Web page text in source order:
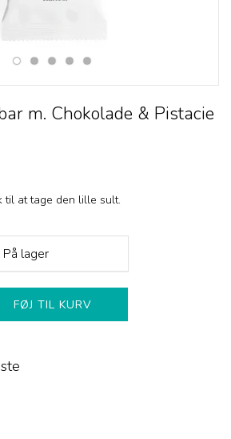
m. Chokolade & Pistacie
at tage den lille sult.
På lager
FØJ TIL KURV